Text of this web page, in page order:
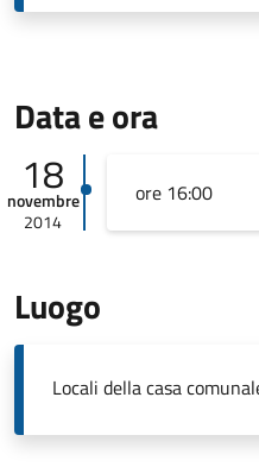
Data e ora
18
novembre
2014
ore 16:00
Luogo
Locali della casa